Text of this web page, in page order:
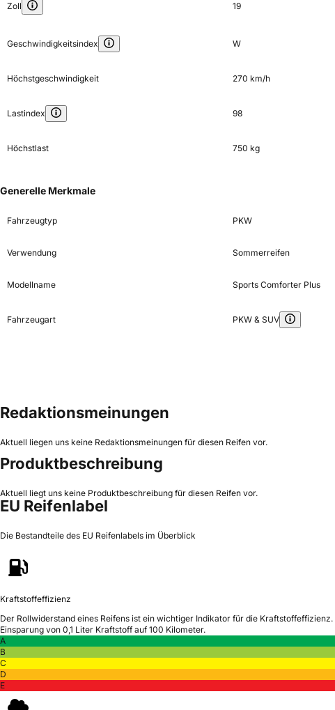
Zoll 19
Geschwindigkeitsindex W
Höchstgeschwindigkeit 270 km/h
Lastindex 98
Höchstlast 750 kg
Generelle Merkmale
Fahrzeugtyp PKW
Verwendung Sommerreifen
Modellname Sports Comforter Plus
Fahrzeugart PKW & SUV
Redaktionsmeinungen
Aktuell liegen uns keine Redaktionsmeinungen für diesen Reifen vor.
Produktbeschreibung
Aktuell liegt uns keine Produktbeschreibung für diesen Reifen vor.
EU Reifenlabel
Die Bestandteile des EU Reifenlabels im Überblick
Kraftstoffeffizienz
Der Rollwiderstand eines Reifens ist ein wichtiger Indikator für die Kraftstoffeffizienz.
Einsparung von 0,1 Liter Kraftstoff auf 100 Kilometer.
A
B
C
D
E